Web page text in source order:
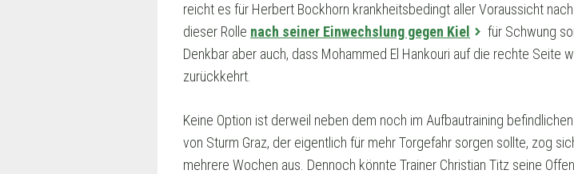
reicht es für Herbert Bockhorn krankheitsbedingt aller Voraussicht
dieser Rolle nach seiner Einwechslung gegen Kiel
für Schwung
Denkbar aber auch, dass Mohammed El Hankouri auf die rechte Seite
zurückkehrt.
Keine Option ist derweil neben dem noch im Aufbautraining
von Sturm Graz, der eigentlich für mehr Torgefahr sorgen sollte, zog
mehrere Wochen aus. Dennoch könnte Trainer Christian Titz seine